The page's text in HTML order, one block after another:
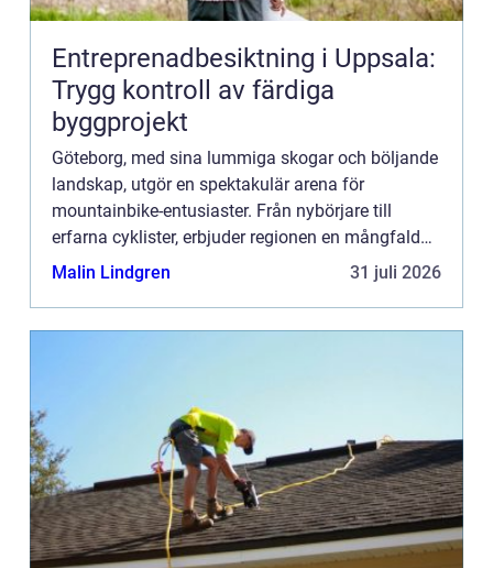
Entreprenadbesiktning i Uppsala:
Trygg kontroll av färdiga
byggprojekt
Göteborg, med sina lummiga skogar och böljande
landskap, utgör en spektakulär arena för
mountainbike-entusiaster. Från nybörjare till
erfarna cyklister, erbjuder regionen en mångfald
av stigar och leder som l...
Malin Lindgren 31 juli 2026